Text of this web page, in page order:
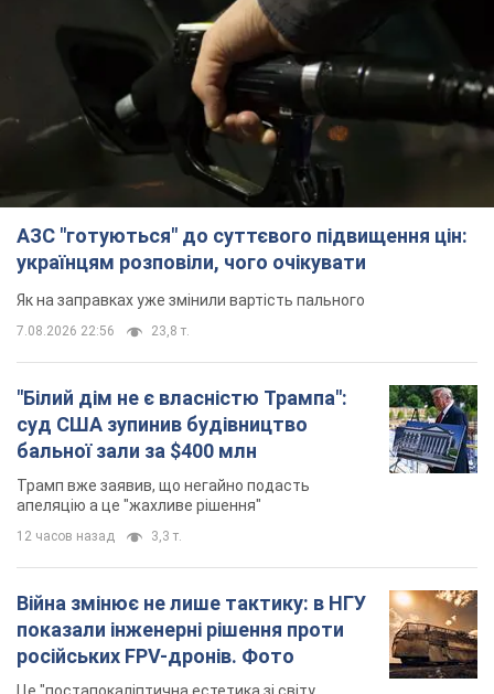
Як на заправках уже змінили вартість пального
23,8 т.
"Білий дім не є власністю Трампа":
суд США зупинив будівництво
бальної зали за $400 млн
Трамп вже заявив, що негайно подасть
12 часов назад
Війна змінює не лише тактику: в НГУ
показали інженерні рішення проти
російських FPV-дронів. Фото
Це "постапокаліптична естетика зі світу
"Шаленого Макса"
12 часов назад 9,9 т.